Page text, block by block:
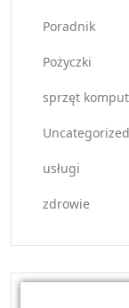
Poradnik
Pożyczki
sprzęt
Uncategorized
usługi
zdrowie